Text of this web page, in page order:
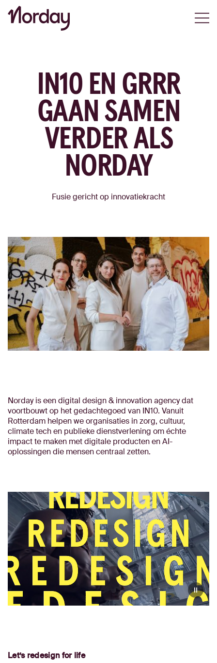
IN10 EN GRRR
GAAN SAMEN
VERDER ALS
NORDAY
Fusie gericht op innovatiekracht
Norday is een digital design & innovation agency dat
voortbouwt op het gedachtegoed van IN10. Vanuit
Rotterdam helpen we organisaties in zorg, cultuur,
climate tech en publieke dienstverlening om échte
impact te maken met digitale producten en AI-
oplossingen die mensen centraal zetten.
Let’s redesign for life